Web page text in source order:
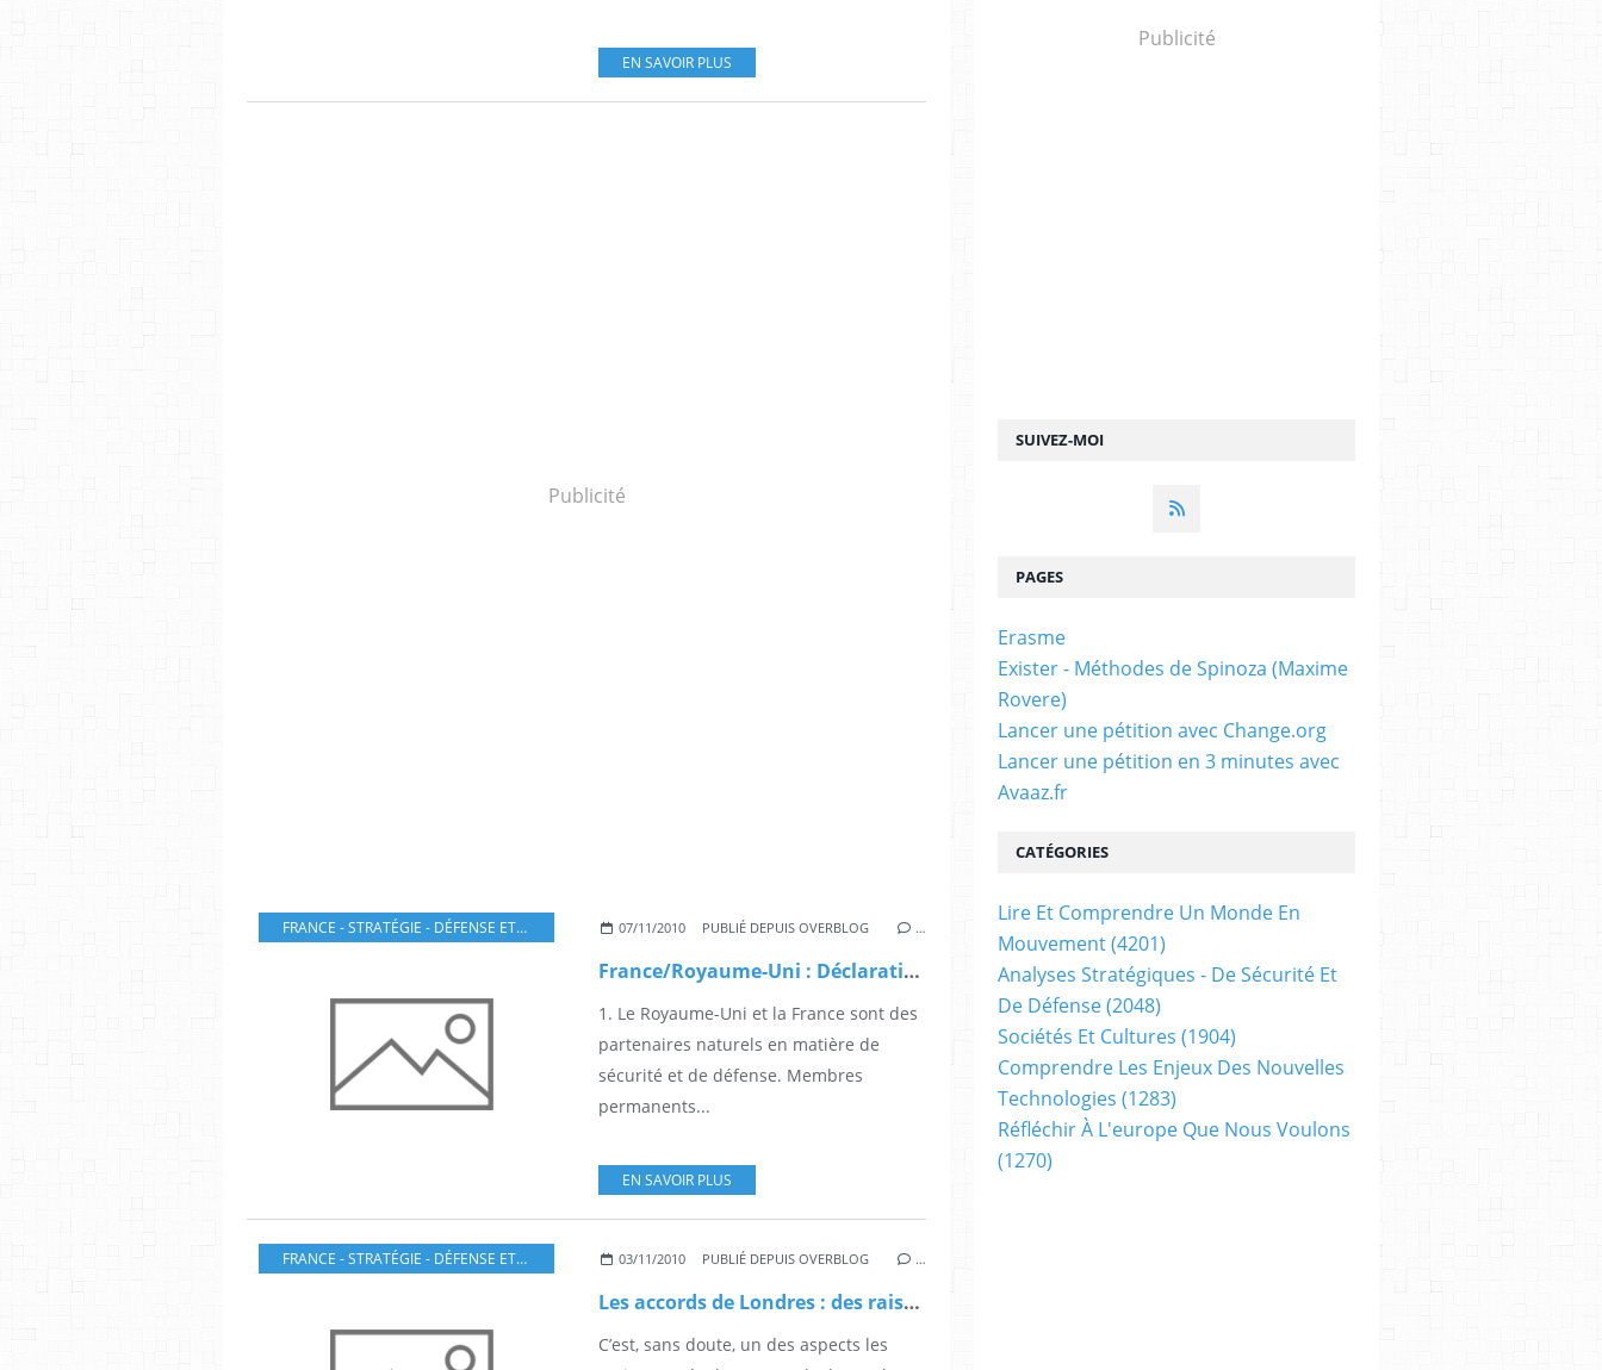
EN SAVOIR PLUS
Publicité
FRANCE - STRATÉGIE - DÉFENSE ET SÉCURITÉ 07/11/2010 PUBLIÉ DEPUIS OVERBLOG …
France/Royaume-Uni : Déclaration sur la coopération de défense et de sécurité (Londres - Mardi 2 novembre 2010 )
1. Le Royaume-Uni et la France sont des
partenaires naturels en matière de
sécurité et de défense. Membres
permanents...
EN SAVOIR PLUS
FRANCE - STRATÉGIE - DÉFENSE ET SÉCURITÉ 03/11/2010 PUBLIÉ DEPUIS OVERBLOG …
Les accords de Londres : des raisons moins avouables… (Bruxelles2.eu)
C’est, sans doute, un des aspects les
SUIVEZ-MOI
Publicité
PAGES
Erasme
Exister - Méthodes de Spinoza (Maxime
Rovere)
Lancer une pétition avec Change.org
Lancer une pétition en 3 minutes avec
Avaaz.fr
CATÉGORIES
Lire Et Comprendre Un Monde En
Mouvement(4201)
Analyses Stratégiques - De Sécurité Et
De Défense(2048)
Sociétés Et Cultures (1904)
Comprendre Les Enjeux Des Nouvelles
Technologies (1283)
Réfléchir À L'europe Que Nous Voulons
(1270)